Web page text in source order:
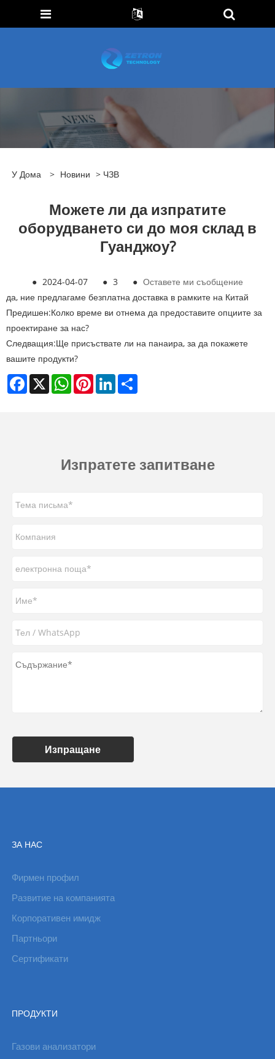
У Дома > Новини > ЧЗВ
Можете ли да изпратите
оборудването си до моя склад в
Гуанджоу?
● 2024-04-07 ● 3 ● Оставете ми съобщение
да, ние предлагаме безплатна доставка в рамките на Китай
Предишен:Колко време ви отнема да предоставите опциите за
проектиране за нас?
Следващия:Ще присъствате ли на панаира, за да покажете
вашите продукти?
Facebook
X WhatsAppPinterestLinkedIn
Изпратете запитване
Изпращане
ЗА НАС
Фирмен профил
Развитие на компанията
Корпоративен имидж
Партньори
Сертификати
ПРОДУКТИ
Газови анализатори